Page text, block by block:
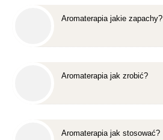
Aromaterapia jakie zapachy?
Aromaterapia jak zrobić?
Aromaterapia jak stosować?